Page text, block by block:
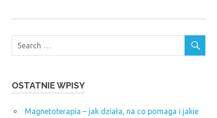
OSTATNIE WPISY
Magnetoterapia – jak działa, na co pomaga i jakie